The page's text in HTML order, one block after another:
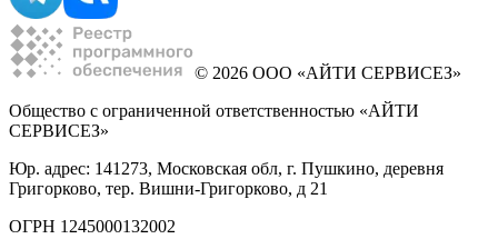
© 2026 ООО «АЙТИ СЕРВИСЕЗ»
Общество с ограниченной ответственностью «АЙТИ
СЕРВИСЕЗ»
Юр. адрес: 141273, Московская обл, г. Пушкино, деревня
Григорково, тер. Вишни-Григорково, д 21
ОГРН 1245000132002